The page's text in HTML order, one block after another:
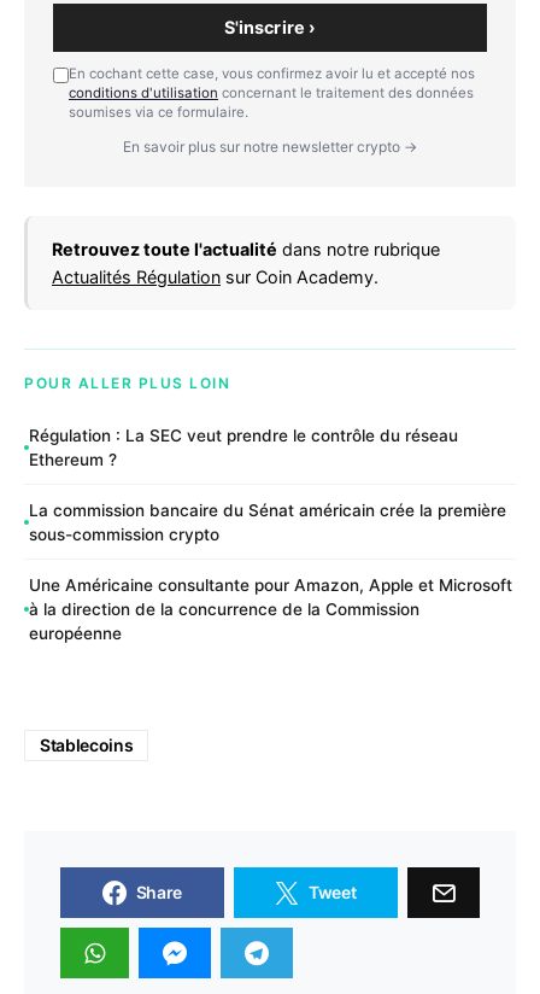
S'inscrire ›
En cochant cette case, vous confirmez avoir lu et accepté nos
conditions d'utilisation concernant le traitement des données
soumises via ce formulaire.
En savoir plus sur notre newsletter crypto →
Retrouvez toute l'actualité dans notre rubrique
Actualités Régulation sur Coin Academy.
POUR ALLER PLUS LOIN
Régulation : La SEC veut prendre le contrôle du réseau
Ethereum ?
La commission bancaire du Sénat américain crée la première
sous-commission crypto
Une Américaine consultante pour Amazon, Apple et Microsoft
à la direction de la concurrence de la Commission
européenne
Stablecoins
Share Tweet